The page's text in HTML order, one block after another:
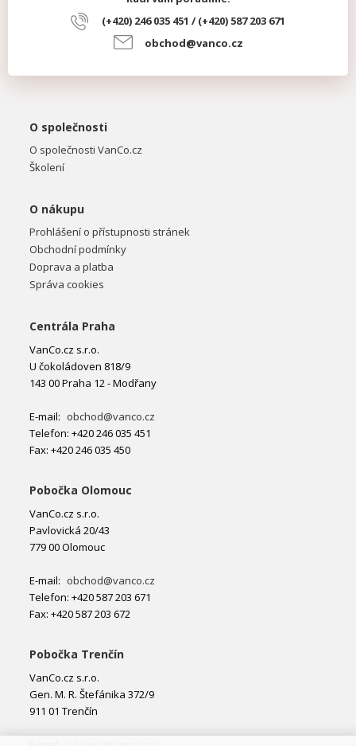
(+420) 246 035 451 / (+420) 587 203 671
obchod@vanco.cz
O společnosti
O společnosti VanCo.cz
Školení
O nákupu
Prohlášení o přístupnosti stránek
Obchodní podmínky
Doprava a platba
Správa cookies
Centrála Praha
VanCo.cz s.r.o.
U čokoládoven 818/9
143 00 Praha 12 - Modřany
E-mail: obchod@vanco.cz
Telefon: +420 246 035 451
Fax: +420 246 035 450
Pobočka Olomouc
VanCo.cz s.r.o.
Pavlovická 20/43
779 00 Olomouc
E-mail: obchod@vanco.cz
Telefon: +420 587 203 671
Fax: +420 587 203 672
Pobočka Trenčín
VanCo.cz s.r.o.
Gen. M. R. Štefánika 372/9
911 01 Trenčín